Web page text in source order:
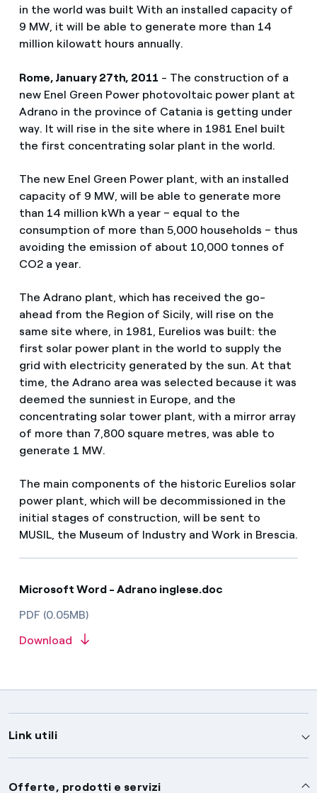
in the world was built With an installed capacity of
9 MW, it will be able to generate more than 14
million kilowatt hours annually.
Rome, January 27th, 2011 - The construction of a
new Enel Green Power photovoltaic power plant at
Adrano in the province of Catania is getting under
way. It will rise in the site where in 1981 Enel built
the first concentrating solar plant in the world.
The new Enel Green Power plant, with an installed
capacity of 9 MW, will be able to generate more
than 14 million kWh a year – equal to the
consumption of more than 5,000 households – thus
avoiding the emission of about 10,000 tonnes of
CO2 a year.
The Adrano plant, which has received the go-
ahead from the Region of Sicily, will rise on the
same site where, in 1981, Eurelios was built: the
first solar power plant in the world to supply the
grid with electricity generated by the sun. At that
time, the Adrano area was selected because it was
deemed the sunniest in Europe, and the
concentrating solar tower plant, with a mirror array
of more than 7,800 square metres, was able to
generate 1 MW.
The main components of the historic Eurelios solar
power plant, which will be decommissioned in the
initial stages of construction, will be sent to
MUSIL, the Museum of Industry and Work in Brescia.
Microsoft Word - Adrano inglese.doc
PDF (0.05MB)
Download
Link utili
Assistenza
Offerte, prodotti e servizi